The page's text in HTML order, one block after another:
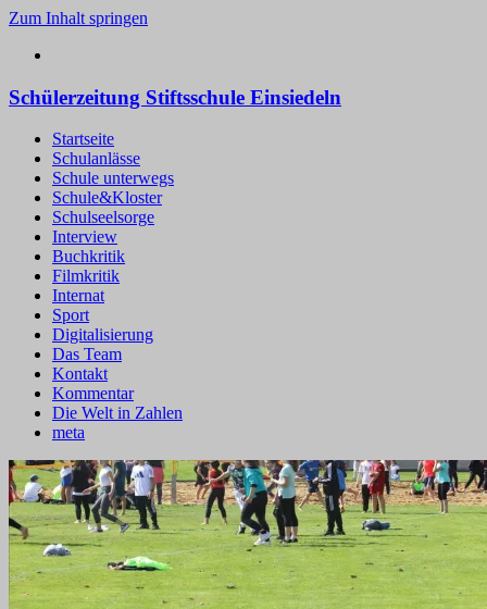
Zum Inhalt springen
Schülerzeitung Stiftsschule Einsiedeln
Startseite
Schulanlässe
Schule unterwegs
Schule&Kloster
Schulseelsorge
Interview
Buchkritik
Filmkritik
Internat
Sport
Digitalisierung
Das Team
Kontakt
Kommentar
Die Welt in Zahlen
meta